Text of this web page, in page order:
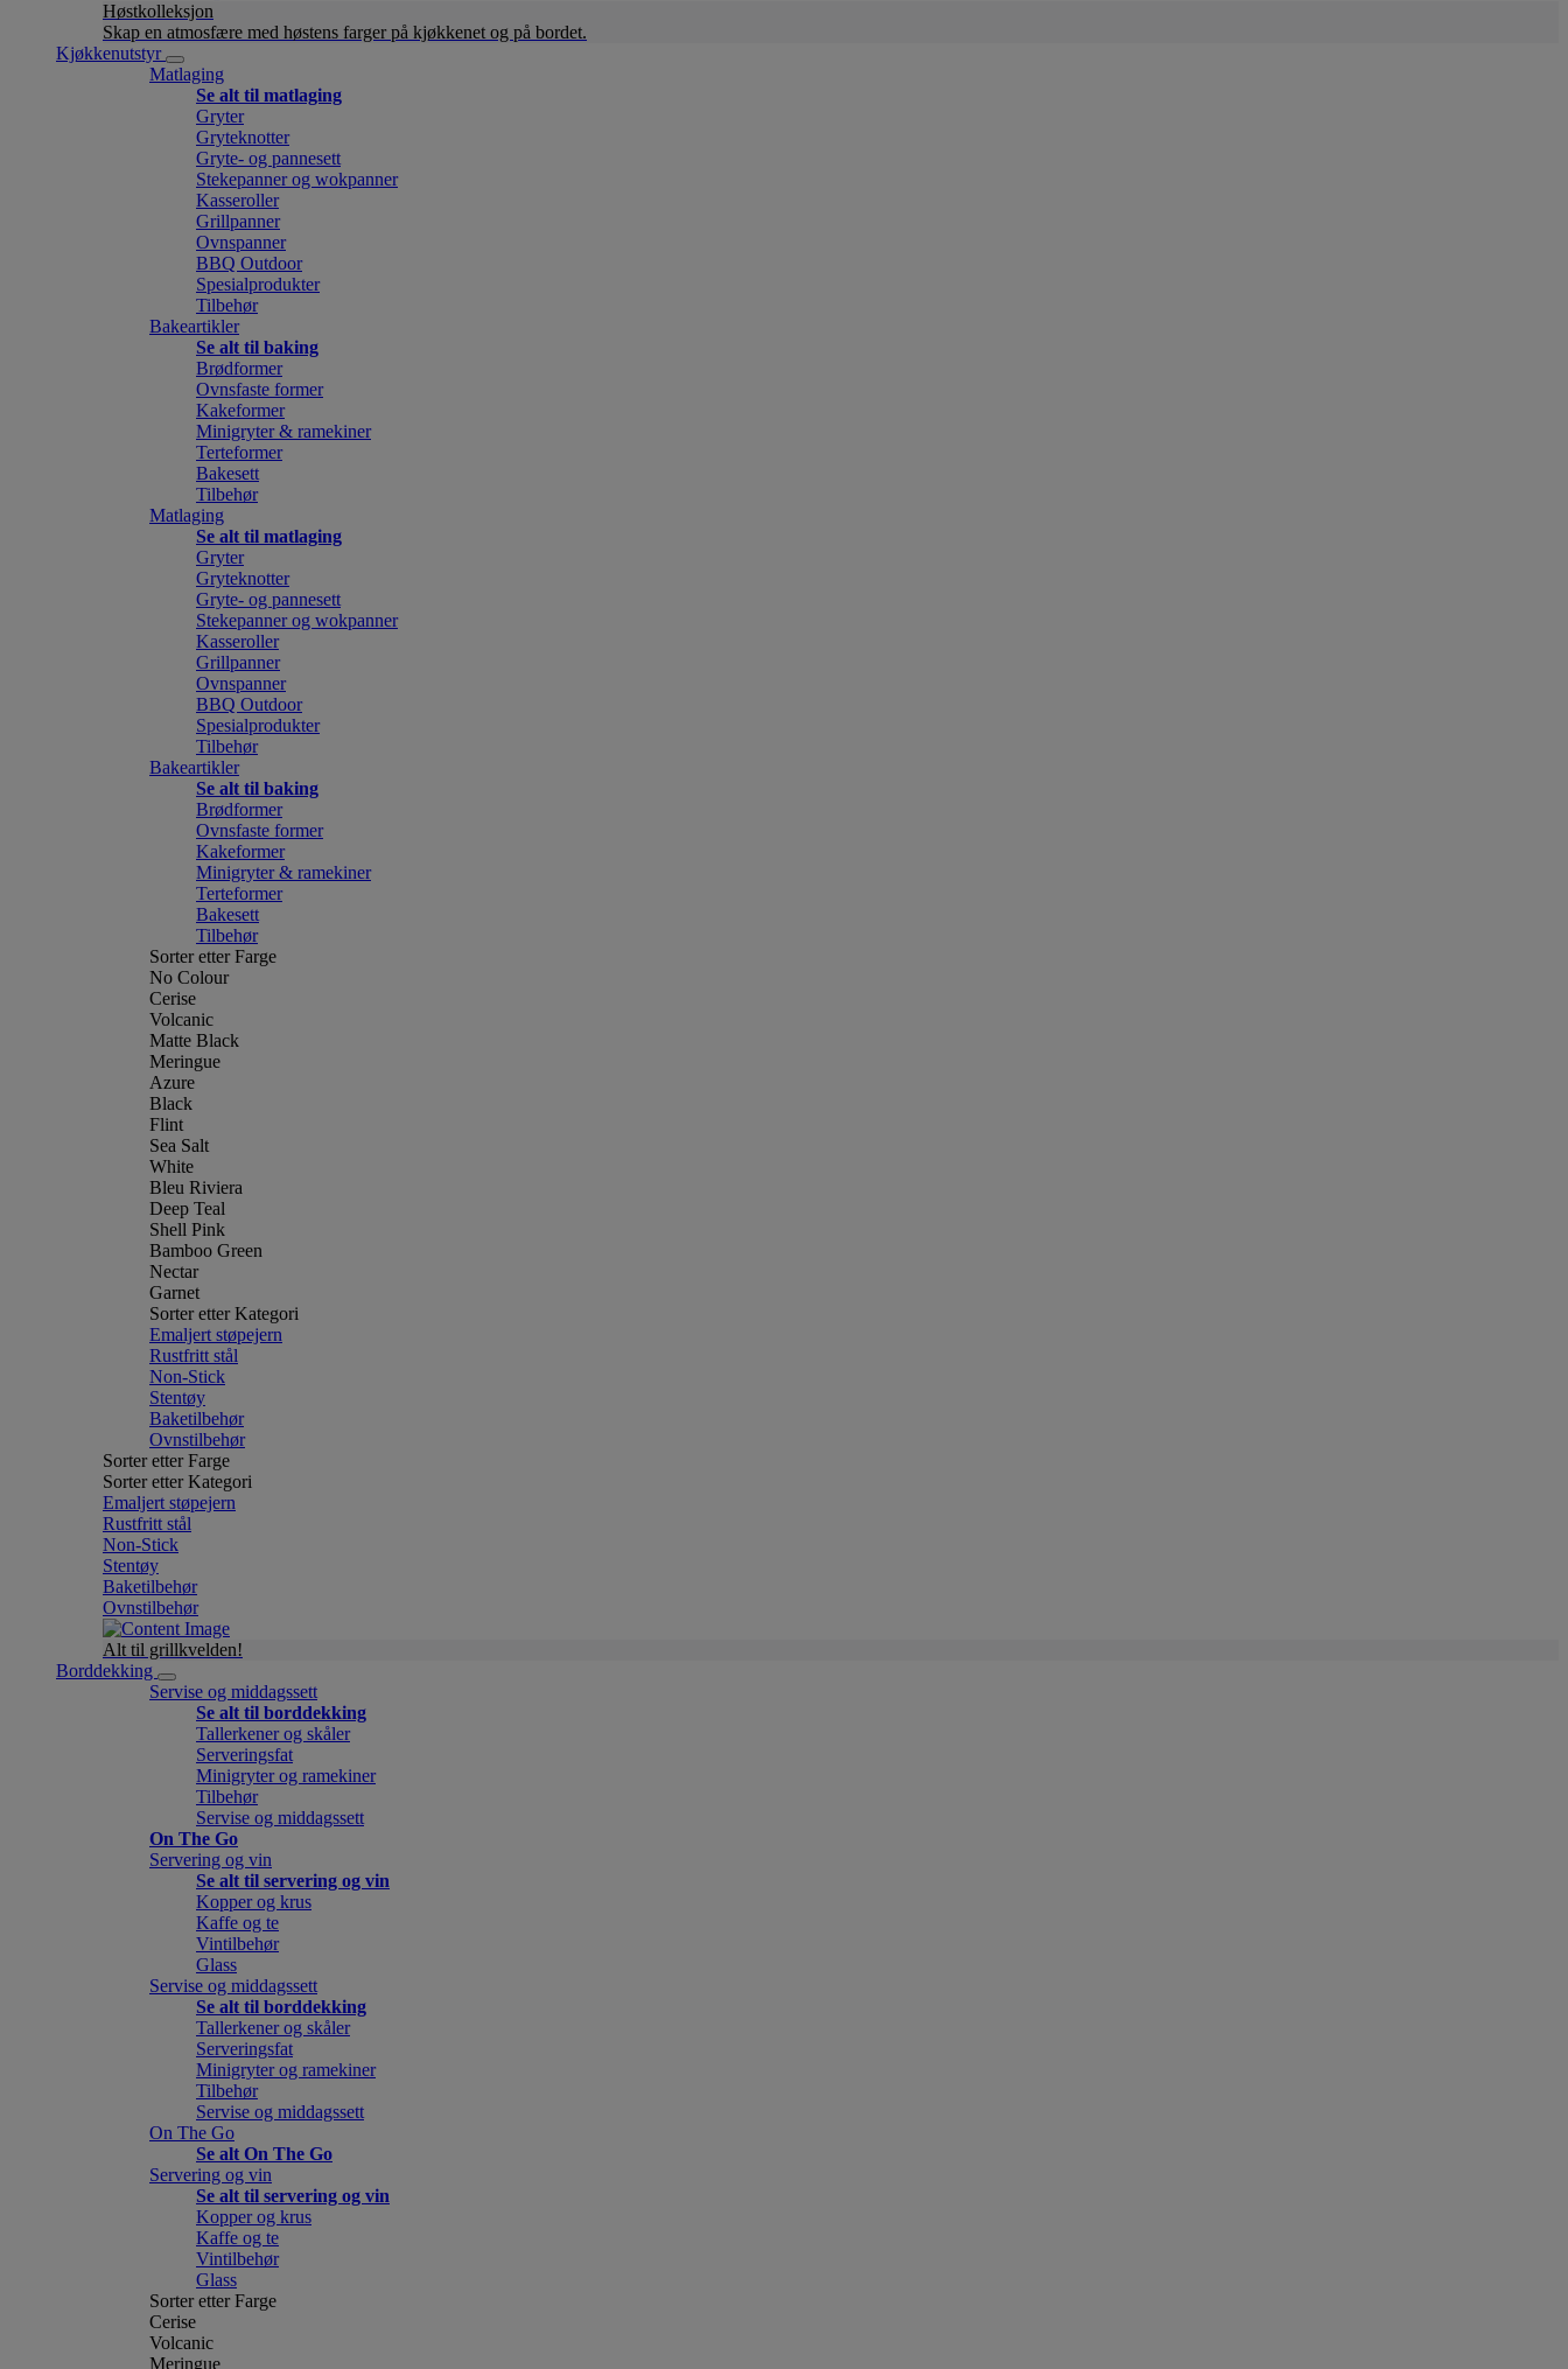
Høstkolleksjon
Skap en atmosfære med høstens farger på kjøkkenet og på bordet.
Kjøkkenutstyr
Matlaging
Se alt til matlaging
Gryter
Gryteknotter
Gryte- og pannesett
Stekepanner og wokpanner
Kasseroller
Grillpanner
Ovnspanner
BBQ Outdoor
Spesialprodukter
Tilbehør
Bakeartikler
Se alt til baking
Brødformer
Ovnsfaste former
Kakeformer
Minigryter & ramekiner
Terteformer
Bakesett
Tilbehør
Matlaging
Se alt til matlaging
Gryter
Gryteknotter
Gryte- og pannesett
Stekepanner og wokpanner
Kasseroller
Grillpanner
Ovnspanner
BBQ Outdoor
Spesialprodukter
Tilbehør
Bakeartikler
Se alt til baking
Brødformer
Ovnsfaste former
Kakeformer
Minigryter & ramekiner
Terteformer
Bakesett
Tilbehør
Sorter etter Farge
No Colour
Cerise
Volcanic
Matte Black
Meringue
Azure
Black
Flint
Sea Salt
White
Bleu Riviera
Deep Teal
Shell Pink
Bamboo Green
Nectar
Garnet
Sorter etter Kategori
Emaljert støpejern
Rustfritt stål
Non-Stick
Stentøy
Baketilbehør
Ovnstilbehør
Sorter etter Farge
Sorter etter Kategori
Emaljert støpejern
Rustfritt stål
Non-Stick
Stentøy
Baketilbehør
Ovnstilbehør
Alt til grillkvelden!
Borddekking
Servise og middagssett
Se alt til borddekking
Tallerkener og skåler
Serveringsfat
Minigryter og ramekiner
Tilbehør
Servise og middagssett
On The Go
Servering og vin
Se alt til servering og vin
Kopper og krus
Kaffe og te
Vintilbehør
Glass
Servise og middagssett
Se alt til borddekking
Tallerkener og skåler
Serveringsfat
Minigryter og ramekiner
Tilbehør
Servise og middagssett
On The Go
Se alt On The Go
Servering og vin
Se alt til servering og vin
Kopper og krus
Kaffe og te
Vintilbehør
Glass
Sorter etter Farge
Cerise
Volcanic
Meringue